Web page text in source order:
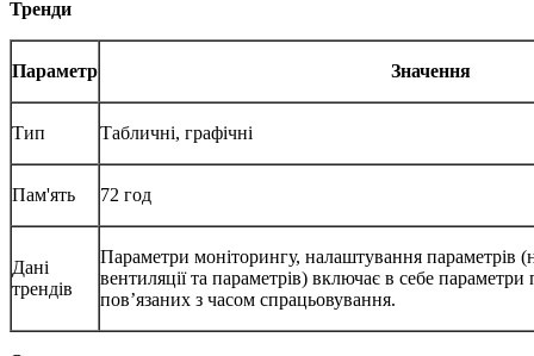
Тренди
Параметр Значення
Тип Табличні, графічні
Пам'ять 72 год
Дані
трендів
Параметри моніторингу, налаштування параметрів
вентиляції та параметрів) включає в себе параметри
пов’язаних з часом спрацьовування.